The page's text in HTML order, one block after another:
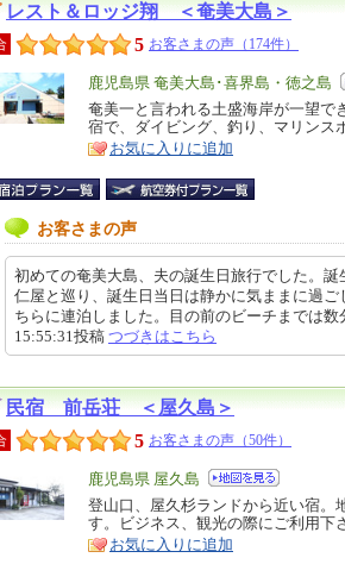
レスト＆ロッジ翔 ＜奄美大島＞
5 お客さまの声（174件）
エ
リ
ア
鹿児島県 奄美大島･喜界島・徳之島
特
徴
奄美一と言われる土盛海岸が一望で
宿で、ダイビング、釣り、マリンス
お気に入りに追加
お客さまの声
初めての奄美大島、夫の誕生日旅行でした。
仁屋と巡り、誕生日当日は静かに気ままに過
ちらに連泊しました。目の前のビーチまでは
15:55:31投稿 つづきはこちら
民宿 前岳荘 ＜屋久島＞
5 お客さまの声（50件）
エ
リ
ア
鹿児島県 屋久島
特
徴
登山口、屋久杉ランドから近い宿。
す。ビジネス、観光の際にご利用下
お気に入りに追加